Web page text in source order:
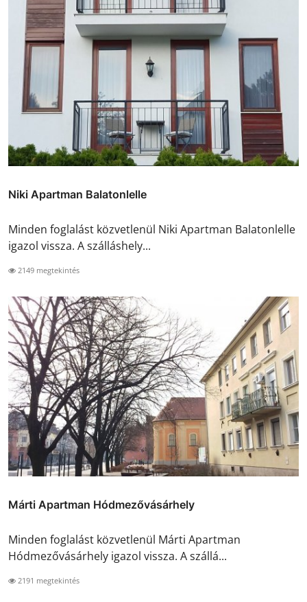
Niki Apartman Balatonlelle
Minden foglalást közvetlenül Niki Apartman Balatonlelle
igazol vissza. A szálláshely...
2149 megtekintés
Márti Apartman Hódmezővásárhely
Minden foglalást közvetlenül Márti Apartman
Hódmezővásárhely igazol vissza. A szállá...
2191 megtekintés